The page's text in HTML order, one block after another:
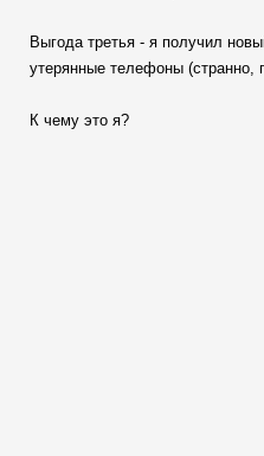
Выгода третья - я получил
утерянные телефоны (странно,
К чему это я?